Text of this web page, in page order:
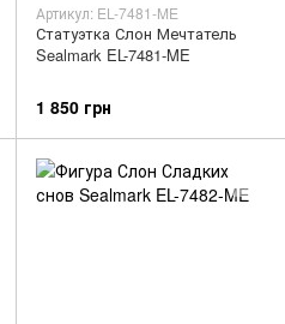
Артикул: EL-7481-ME
Статуэтка Слон Мечтатель
Sealmark EL-7481-ME
1 850 грн